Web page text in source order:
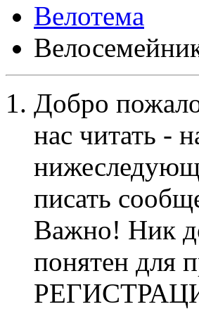
Велотема
Добро
нас читать -
писать
Важно! Ник
понятен для